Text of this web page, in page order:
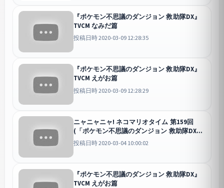
『ポケモン不思議のダンジョン 救助隊DX』
TVCM なみだ篇
投稿日時 2020-03-09 12:28:35
『ポケモン不思議のダンジョン 救助隊DX』
TVCM えがお篇
投稿日時 2020-03-09 12:28:29
ニャニャニャ! ネコマリオタイム 第159回
(「ポケモン不思議のダンジョン 救助隊DX」
ほか)
投稿日時 2020-03-04 10:00:02
『ポケモン不思議のダンジョン 救助隊DX』
TVCM えがお篇